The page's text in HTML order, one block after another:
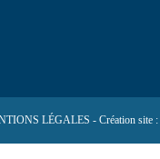
LÉGALES - Création site :